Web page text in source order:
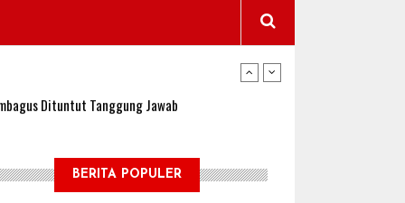
Jadi Lokasi Uji Coba Program NADI JKN
Dituntut Tanggung Jawab
Padi, Proyeksi Hasil Capai 2,4 Ton Gabah
BERITA POPULER